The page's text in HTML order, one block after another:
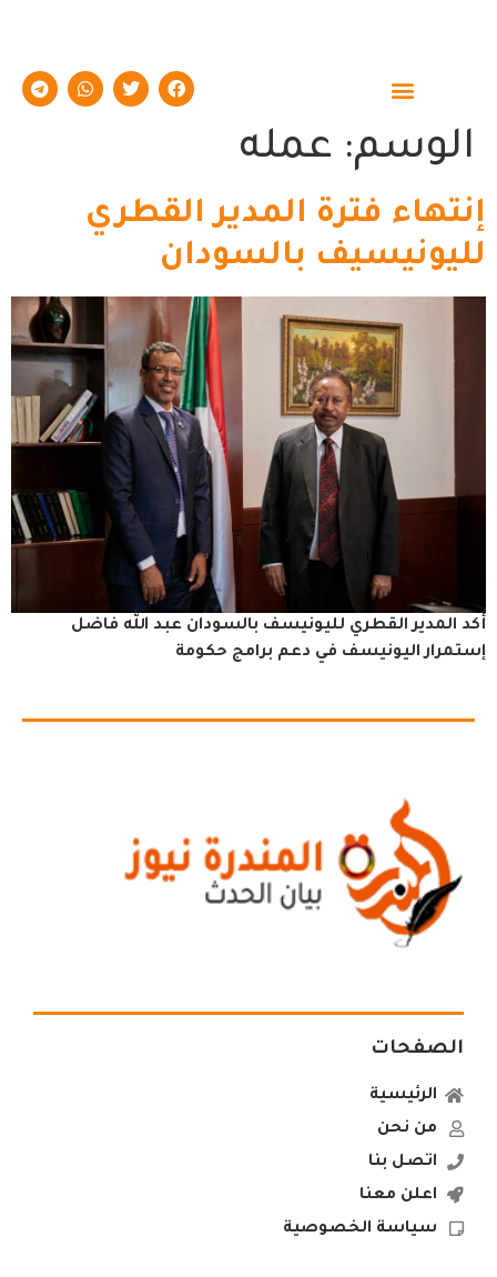
الوسم: عمله
إنتهاء فترة المدير القطري
لليونيسيف بالسودان
أكد المدير القطري لليونيسف بالسودان عبد الله فاضل
إستمرار اليونيسف في دعم برامج حكومة
الصفحات
الرئيسية
من نحن
اتصل بنا
اعلن معنا
سياسة الخصوصية